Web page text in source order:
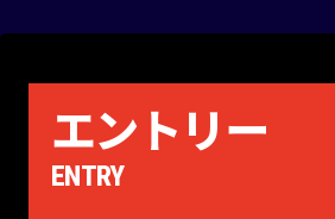
エントリー
ENTRY